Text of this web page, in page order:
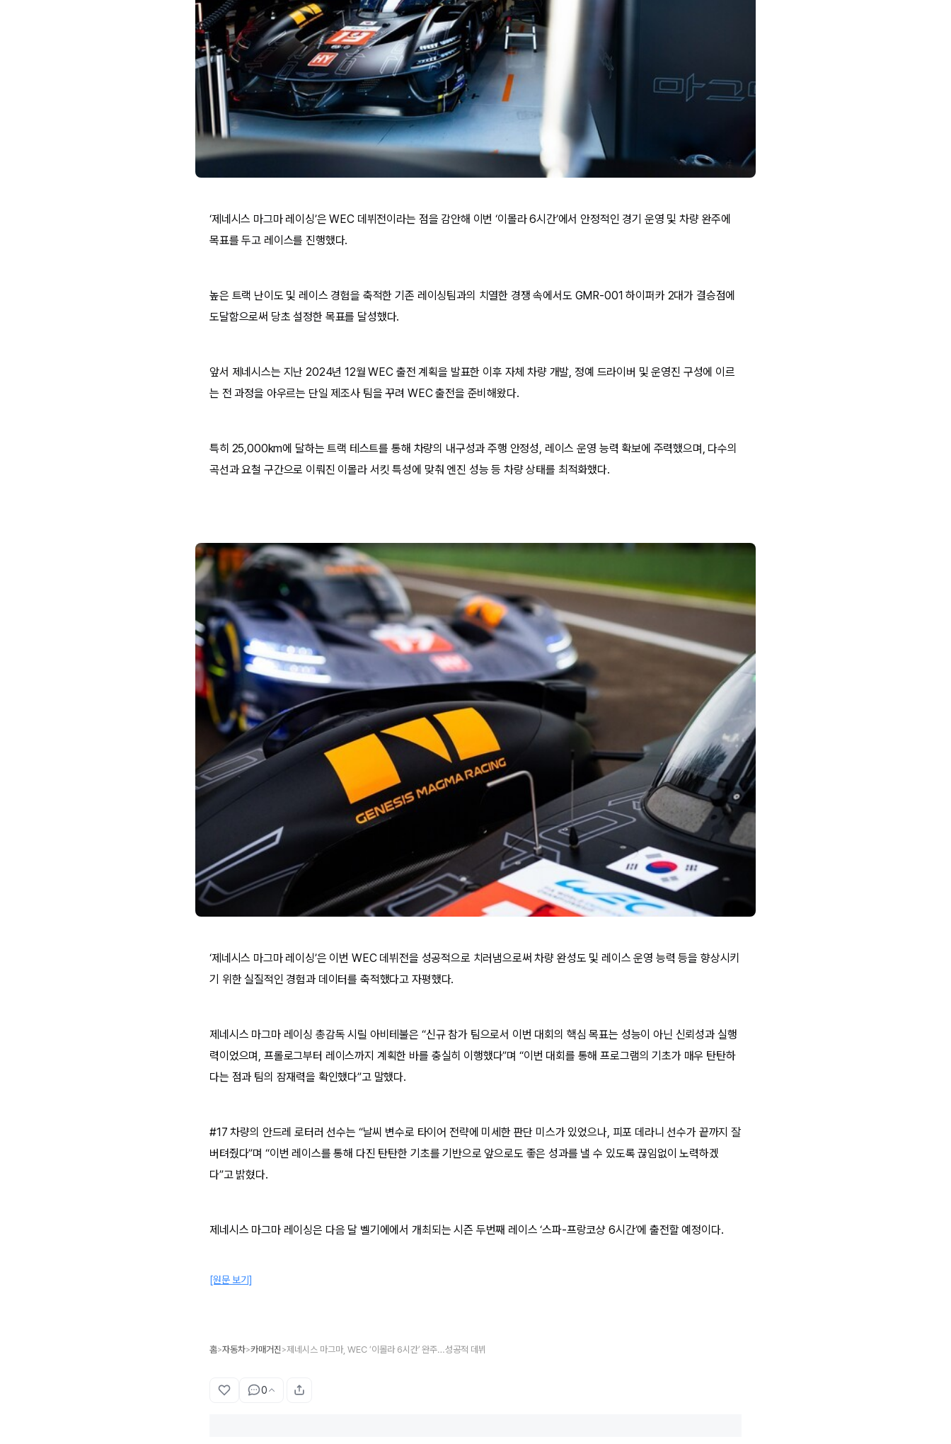
‘제네시스 마그마 레이싱’은 WEC 데뷔전이라는 점을 감안해 이번 ‘이몰라 6시간’에서 안정적인 경기 운영 및 차량 완주에
목표를 두고 레이스를 진행했다.
높은 트랙 난이도 및 레이스 경험을 축적한 기존 레이싱팀과의 치열한 경쟁 속에서도 GMR-001 하이퍼카 2대가 결승점에
도달함으로써 당초 설정한 목표를 달성했다.
앞서 제네시스는 지난 2024년 12월 WEC 출전 계획을 발표한 이후 자체 차량 개발, 정예 드라이버 및 운영진 구성에 이르
는 전 과정을 아우르는 단일 제조사 팀을 꾸려 WEC 출전을 준비해왔다.
특히 25,000km에 달하는 트랙 테스트를 통해 차량의 내구성과 주행 안정성, 레이스 운영 능력 확보에 주력했으며, 다수의
곡선과 요철 구간으로 이뤄진 이몰라 서킷 특성에 맞춰 엔진 성능 등 차량 상태를 최적화했다.
‘제네시스 마그마 레이싱’은 이번 WEC 데뷔전을 성공적으로 치러냄으로써 차량 완성도 및 레이스 운영 능력 등을 향상시키
기 위한 실질적인 경험과 데이터를 축적했다고 자평했다.
제네시스 마그마 레이싱 총감독 시릴 아비테불은 “신규 참가 팀으로서 이번 대회의 핵심 목표는 성능이 아닌 신뢰성과 실행
력이었으며, 프롤로그부터 레이스까지 계획한 바를 충실히 이행했다”며 “이번 대회를 통해 프로그램의 기초가 매우 탄탄하
다는 점과 팀의 잠재력을 확인했다”고 말했다.
#17 차량의 안드레 로터러 선수는 “날씨 변수로 타이어 전략에 미세한 판단 미스가 있었으나, 피포 데라니 선수가 끝까지 잘
버텨줬다”며 “이번 레이스를 통해 다진 탄탄한 기초를 기반으로 앞으로도 좋은 성과를 낼 수 있도록 끊임없이 노력하겠
다”고 밝혔다.
제네시스 마그마 레이싱은 다음 달 벨기에에서 개최되는 시즌 두번째 레이스 ‘스파-프랑코샹 6시간’에 출전할 예정이다.
[원문 보기]
홈>자동차>카매거진 >제네시스 마그마, WEC ‘이몰라 6시간’ 완주…성공적 데뷔
0